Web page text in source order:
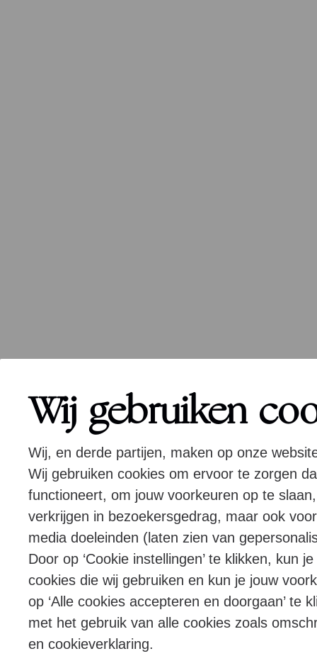
Wij gebruiken
Wij, en derde partijen, maken op onze
Wij gebruiken cookies om ervoor te zorgen
functioneert, om jouw voorkeuren op te
verkrijgen in bezoekersgedrag, maar ook
media doeleinden (laten zien van
Door op ‘Cookie instellingen’ te klikken, kun
cookies die wij gebruiken en kun je jouw
op ‘Alle cookies accepteren en doorgaan’ te
met het gebruik van alle cookies zoals
en cookieverklaring.